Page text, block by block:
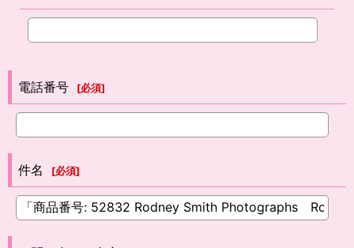
電話番号 [必須]
件名 [必須]